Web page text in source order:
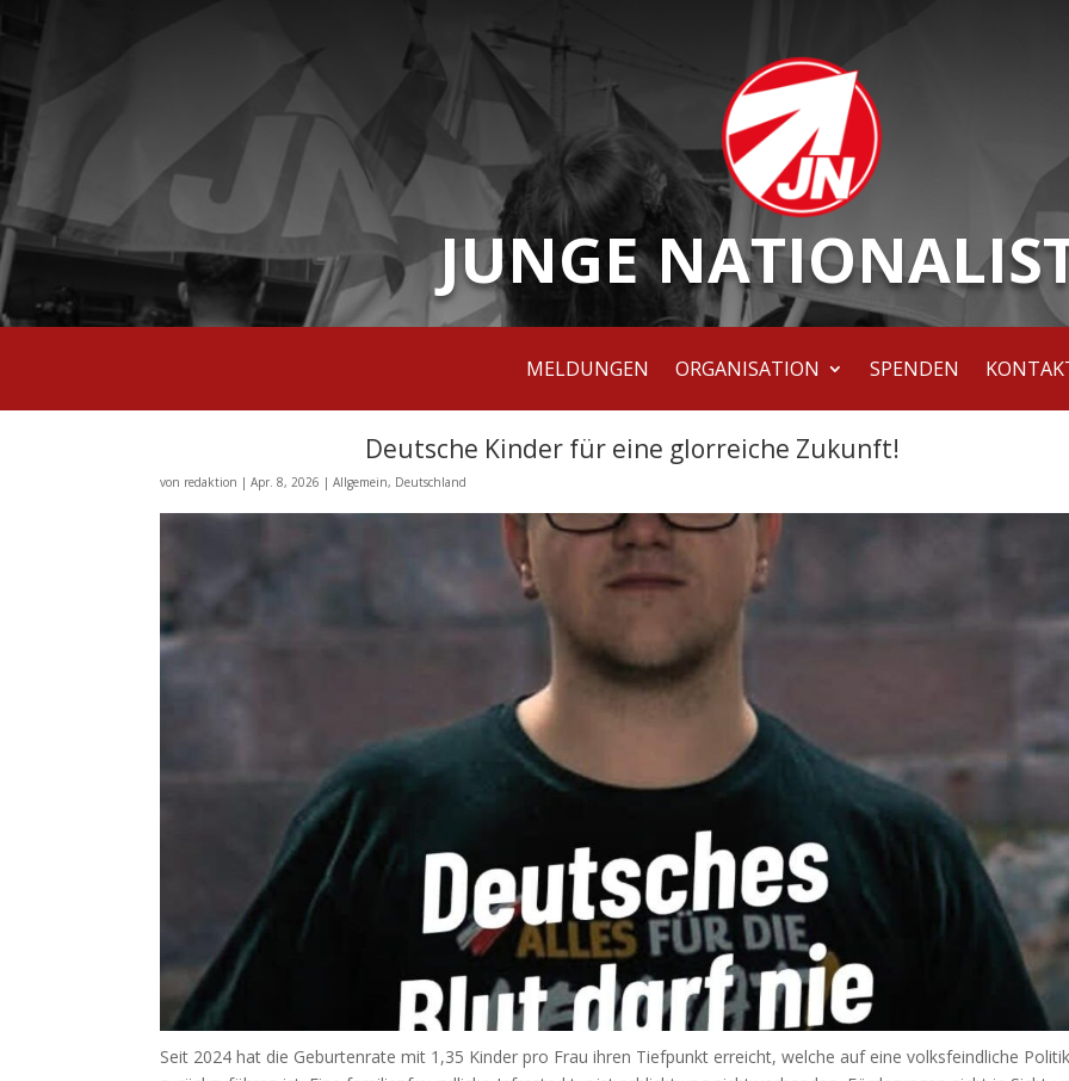
JUNGE
MELDUNGEN ORGANISATION SPENDEN
Deutsche Kinder für eine glorreiche Zukunft!
von redaktion |Apr. 8, 2026 |Allgemein, Deutschland
Seit 2024 hat die Geburtenrate mit 1,35 Kinder pro Frau ihren Tiefpunkt erreicht, welche auf eine volksfeindliche